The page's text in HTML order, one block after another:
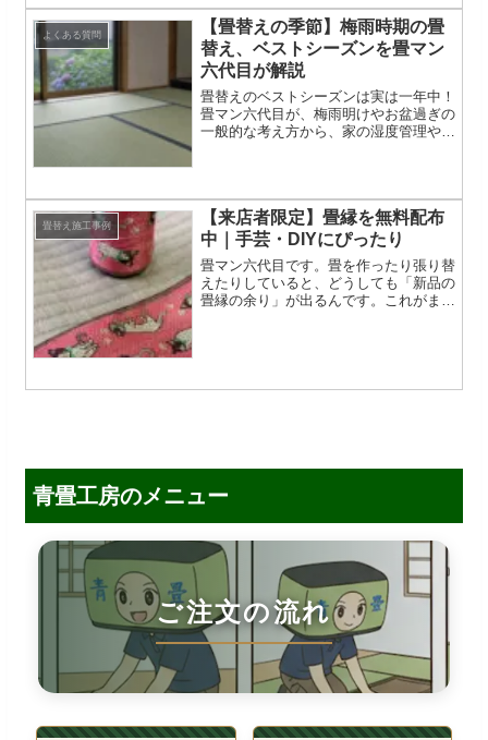
文化であり、和室の雰囲...
よくある質問
【畳替えの季節】梅雨時期の畳
替え、ベストシーズンを畳マン
六代目が解説
畳替えのベストシーズンは実は一年中！
畳マン六代目が、梅雨明けやお盆過ぎの
一般的な考え方から、家の湿度管理や生
対策にも役立ちますよ！
畳替え施工事例
【来店者限定】畳縁を無料配布
中｜手芸・DIYにぴったり
畳マン六代目です。畳を作ったり張り替
えたりしていると、どうしても「新品の
畳縁の余り」が出るんです。これがま
青畳工房のメニュー